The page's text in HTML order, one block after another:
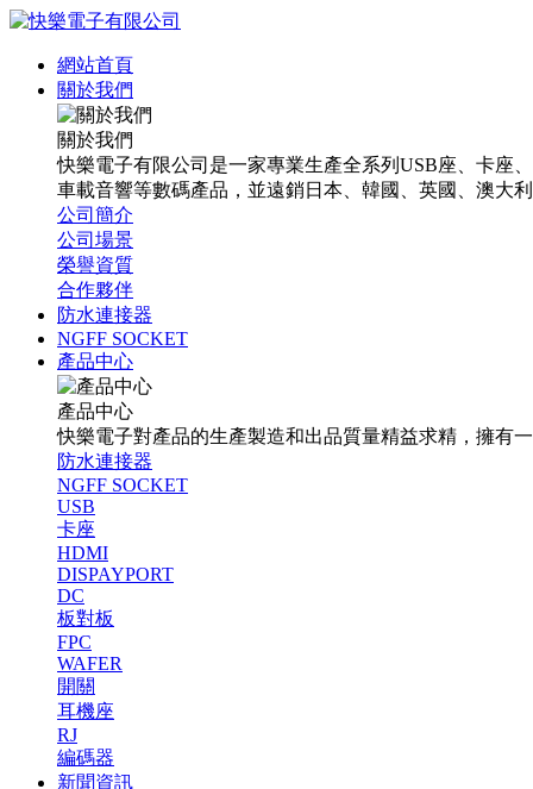
網站首頁
關於我們
關於我們
快樂電子有限公司是一家專業生產全系列USB座、卡座
車載音響等數碼產品，並遠銷日本、韓國、英國、澳大
公司簡介
公司場景
榮譽資質
合作夥伴
防水連接器
NGFF SOCKET
產品中心
產品中心
快樂電子對產品的生產製造和出品質量精益求精，擁有
防水連接器
NGFF SOCKET
USB
卡座
HDMI
DISPAYPORT
DC
板對板
FPC
WAFER
開關
耳機座
RJ
編碼器
新聞資訊